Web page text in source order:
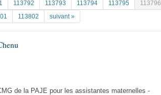
113792 113793 113794 113795
113796
113802 suivant »
de la PAJE pour les assistantes maternelles -